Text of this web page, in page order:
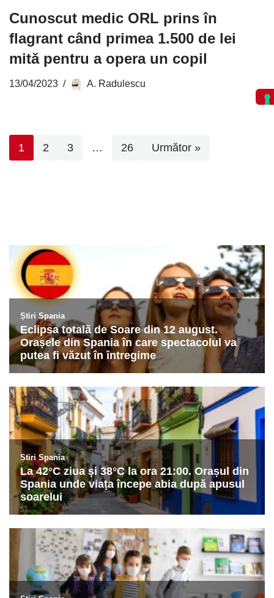
Cunoscut medic ORL prins în
flagrant când primea 1.500 de lei
mită pentru a opera un copil
13/04/2023 A. Radulescu
1 2 3 … 26 Următor »